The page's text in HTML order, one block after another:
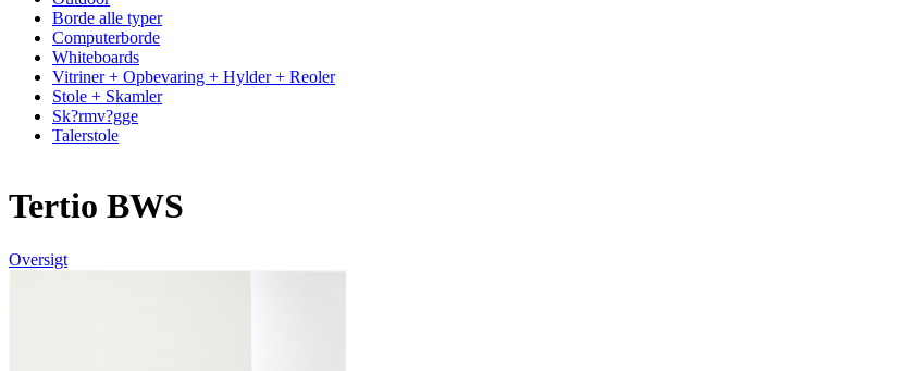
Borde alle typer
Computerborde
Whiteboards
Vitriner + Opbevaring + Hylder + Reoler
Stole + Skamler
Sk?rmv?gge
Talerstole
Tertio BWS
Oversigt